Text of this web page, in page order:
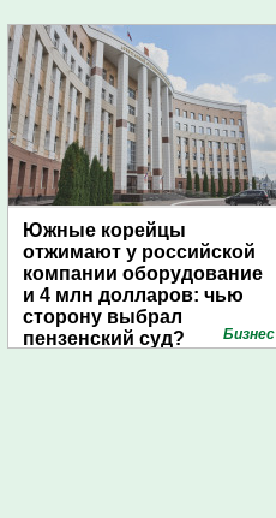
Южные корейцы
отжимают у российской
компании оборудование
и 4 млн долларов: чью
сторону выбрал
пензенский суд?
Бизнес